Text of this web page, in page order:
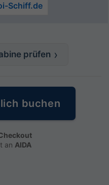
Schiff.de
prüfen
buchen
an AIDA